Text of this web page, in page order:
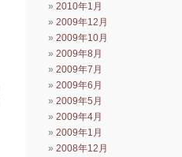
2010年1月
2009年12月
2009年10月
2009年8月
2009年7月
2009年6月
2009年5月
2009年4月
2009年1月
2008年12月